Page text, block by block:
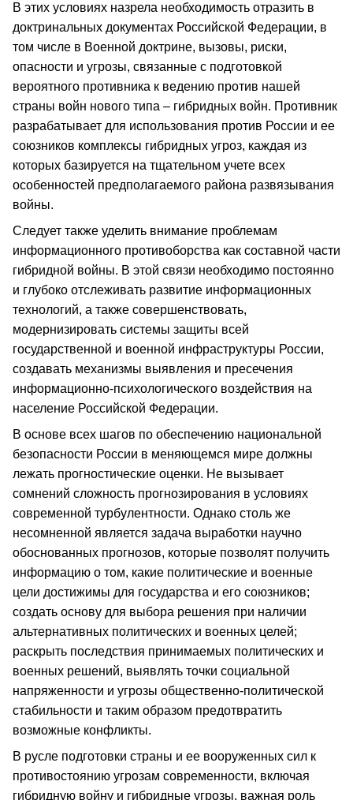
В этих условиях назрела необходимость отразить в
доктринальных документах Российской Федерации, в
том числе в Военной доктрине, вызовы, риски,
опасности и угрозы, связанные с подготовкой
вероятного противника к ведению против нашей
страны войн нового типа – гибридных войн. Противник
разрабатывает для использования против России и ее
союзников комплексы гибридных угроз, каждая из
которых базируется на тщательном учете всех
особенностей предполагаемого района развязывания
войны.
Следует также уделить внимание проблемам
информационного противоборства как составной части
гибридной войны. В этой связи необходимо постоянно
и глубоко отслеживать развитие информационных
технологий, а также совершенствовать,
модернизировать системы защиты всей
государственной и военной инфраструктуры России,
создавать механизмы выявления и пресечения
информационно-психологического воздействия на
население Российской Федерации.
В основе всех шагов по обеспечению национальной
безопасности России в меняющемся мире должны
лежать прогностические оценки. Не вызывает
сомнений сложность прогнозирования в условиях
современной турбулентности. Однако столь же
несомненной является задача выработки научно
обоснованных прогнозов, которые позволят получить
информацию о том, какие политические и военные
цели достижимы для государства и его союзников;
создать основу для выбора решения при наличии
альтернативных политических и военных целей;
раскрыть последствия принимаемых политических и
военных решений, выявлять точки социальной
напряженности и угрозы общественно-политической
стабильности и таким образом предотвратить
возможные конфликты.
В русле подготовки страны и ее вооруженных сил к
противостоянию угрозам современности, включая
гибридную войну и гибридные угрозы, важная роль